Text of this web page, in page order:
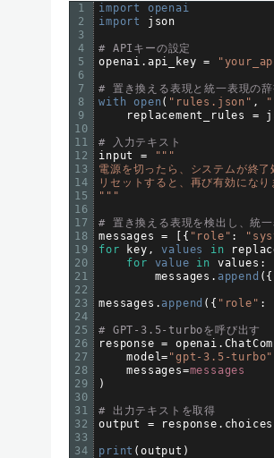
1
2
3
4
5
6
7
8
9
10
11
12
13
14
15
16
17
18
19
20
21
22
23
24
25
26
27
28
29
30
31
32
33
34
import openai
import json
# APIキーの設定
openai . api_key =
# 置き換える表現と統一表現の
with open ( "rules.json" ,
replacement_rules
=
# 入力テキスト
input
= "" "
電源を切ったら、システムが終
リセットすると、再び有効にな
" ""
# 置き換える表現を検出し、統
messages
= [ { "role" :
for
key , values in
for
value in values :
messages . append ( {
messages . append ( { "role" :
# GPT-3.5-turboを呼び出す
response
= openai .
model= "gpt-3.5-turbo"
messages=messages
)
# 出力テキストを取得
output
= response . choices
print ( output )